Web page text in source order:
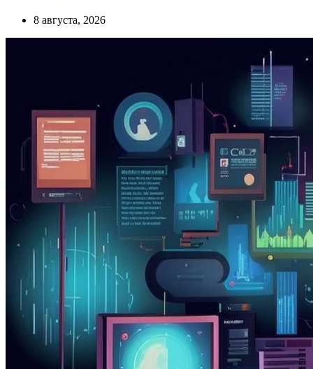
8 августа, 2026